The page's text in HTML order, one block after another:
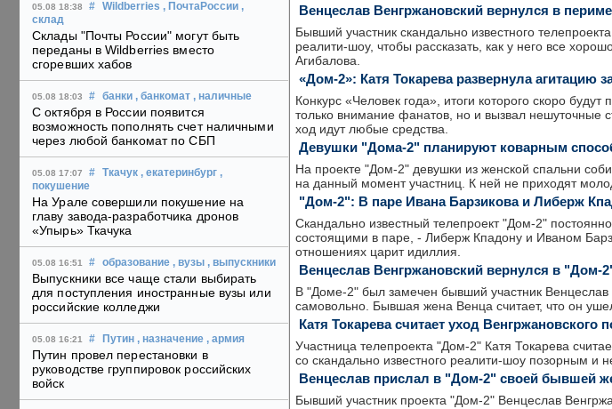
05.08 18:38 # Wildberries , ПочтаРоссии ,
склад
Склады "Почты России" могут быть
переданы в Wildberries вместо
сгоревших хабов
05.08 18:03 # банки , банкомат , наличные
С октября в России появится
возможность пополнять счет наличными
через любой банкомат по СБП
05.08 17:07 # Ткачук , екатеринбург ,
покушение
На Урале совершили покушение на
главу завода-разработчика дронов
«Упырь» Ткачука
05.08 16:51 # образование , вузы , выпускники
Выпускники все чаще стали выбирать
для поступления иностранные вузы или
российские колледжи
05.08 16:21 # Путин , назначение , армия
Путин провел перестановки в
руководстве группировок российских
войск
Венцеслав Венгржановский вернулся в
Бывший участник скандально известного
реалити-шоу, чтобы рассказать, как у него все
Агибалова.
«Дом-2»: Катя Токарева развернула агитацию
Конкурс «Человек года», итоги которого скоро
только внимание фанатов, но и вызвал нешуточные
ход идут любые средства.
Девушки "Дома-2" планируют коварным
На проекте "Дом-2" девушки из женской спальни
на данный момент участниц. К ней не приходят
"Дом-2": В паре Ивана Барзикова и Либерж
Скандально известный телепроект "Дом-2"
состоящими в паре, - Либерж Кпадону и Иваном
отношениях царит идиллия.
Венцеслав Венгржановский вернулся в "Дом-
В "Доме-2" был замечен бывший участник Венцеслав
самовольно. Бывшая жена Венца считает, что он
Катя Токарева считает уход Венгржановского
Участница телепроекта "Дом-2" Катя Токарева
со скандально известного реалити-шоу позорным и
Венцеслав прислал в "Дом-2" своей бывшей
Бывший участник проекта "Дом-2" Венцеслав